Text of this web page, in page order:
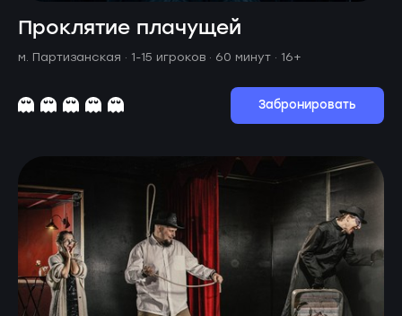
Проклятие плачущей
м. Партизанская · 1-15 игроков · 60 минут · 16+
Забронировать